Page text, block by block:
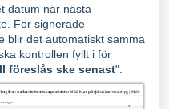
datum när nästa
För signerade
blir det automatiskt samma
kontrollen fyllt i för
föreslås ske senast".